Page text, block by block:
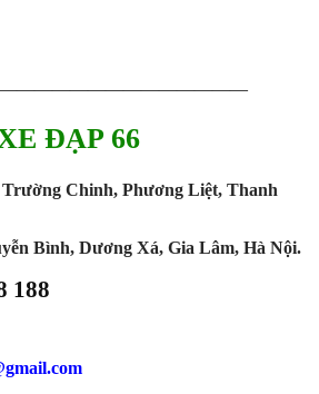
ĐẠP 66
Trường Chinh, Phương Liệt, Thanh
Bình, Dương Xá, Gia Lâm, Hà Nội.
188